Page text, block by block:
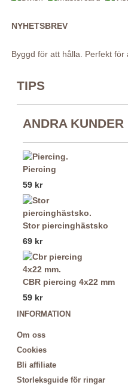
NYHETSBREV
Byggd för att hålla. Perfekt för
TIPS
ANDRA
Piercing
59 kr
Stor piercinghästsko
69 kr
CBR piercing 4x22 mm
59 kr
INFORMATION
Om oss
Cookies
Bli affiliate
Storleksguide för ringar